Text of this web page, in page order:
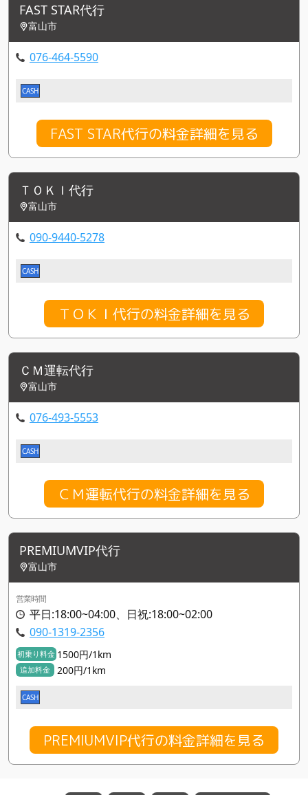
FAST STAR代行
富山市
076-464-5590
CASH
FAST STAR代行の料金詳細を見る
ＴＯＫＩ代行
富山市
090-9440-5278
CASH
ＴＯＫＩ代行の料金詳細を見る
ＣＭ運転代行
富山市
076-493-5553
CASH
ＣＭ運転代行の料金詳細を見る
PREMIUMVIP代行
富山市
営業時間
平日:18:00~04:00、日祝:18:00~02:00
090-1319-2356
初乗り料金 1500円/1km
追加料金 200円/1km
CASH
PREMIUMVIP代行の料金詳細を見る